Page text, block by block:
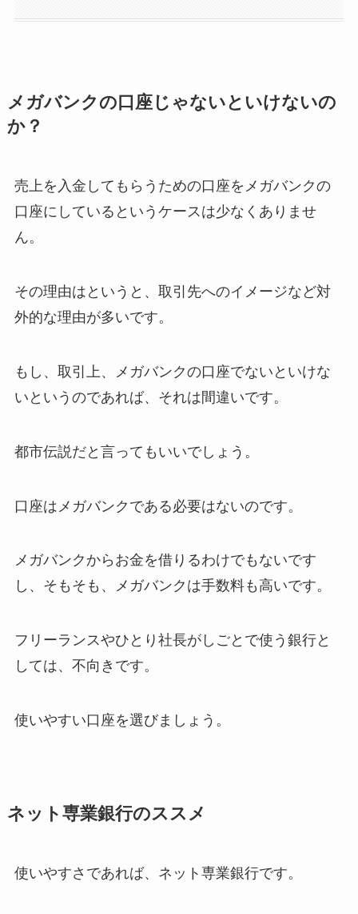
メガバンクの口座じゃないといけないの
か？
売上を入金してもらうための口座をメガバンクの
口座にしているというケースは少なくありませ
ん。
その理由はというと、取引先へのイメージなど対
外的な理由が多いです。
もし、取引上、メガバンクの口座でないといけな
いというのであれば、それは間違いです。
都市伝説だと言ってもいいでしょう。
口座はメガバンクである必要はないのです。
メガバンクからお金を借りるわけでもないです
し、そもそも、メガバンクは手数料も高いです。
フリーランスやひとり社長がしごとで使う銀行と
しては、不向きです。
使いやすい口座を選びましょう。
ネット専業銀行のススメ
使いやすさであれば、ネット専業銀行です。